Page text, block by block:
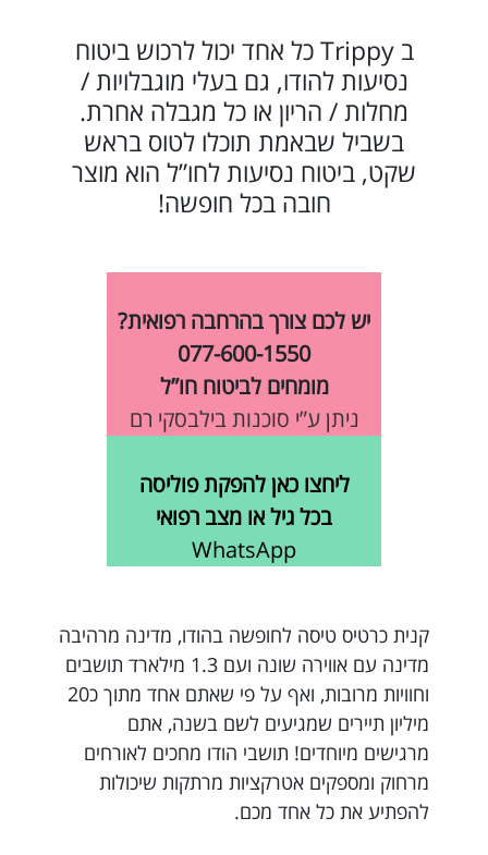
ב Trippy כל אחד יכול לרכוש ביטוח
נסיעות להודו, גם בעלי מוגבלויות /
מחלות / הריון או כל מגבלה אחרת.
בשביל שבאמת תוכלו לטוס בראש
שקט, ביטוח נסיעות לחו”ל הוא מוצר
חובה בכל חופשה!
יש לכם צורך בהרחבה רפואית?
077-600-1550
מומחים לביטוח חו”ל
ניתן ע”י סוכנות בילבסקי רם
ליחצו כאן להפקת פוליסה
בכל גיל או מצב רפואי
WhatsApp
קנית כרטיס טיסה לחופשה בהודו, מדינה מרהיבה
מדינה עם אווירה שונה ועם 1.3 מילארד תושבים
וחוויות מרובות, ואף על פי שאתם אחד מתוך כ20
מיליון תיירים שמגיעים לשם בשנה, אתם
מרגישים מיוחדים! תושבי הודו מחכים לאורחים
מרחוק ומספקים אטרקציות מרתקות שיכולות
להפתיע את כל אחד מכם.